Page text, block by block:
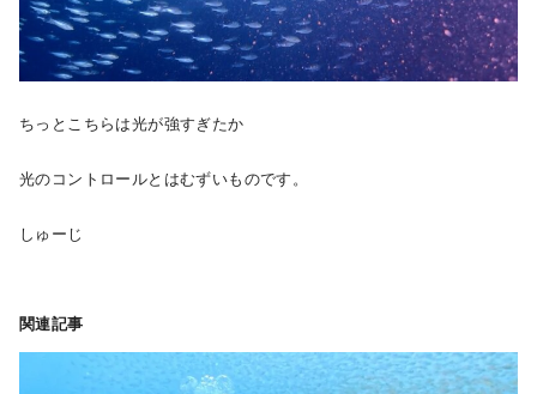
ちっとこちらは光が強すぎたか
光のコントロールとはむずいものです。
しゅーじ
関連記事